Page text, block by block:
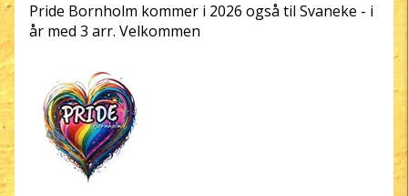
Pride Bornholm kommer i 2026 også til Svaneke - i
år med 3 arr. Velkommen